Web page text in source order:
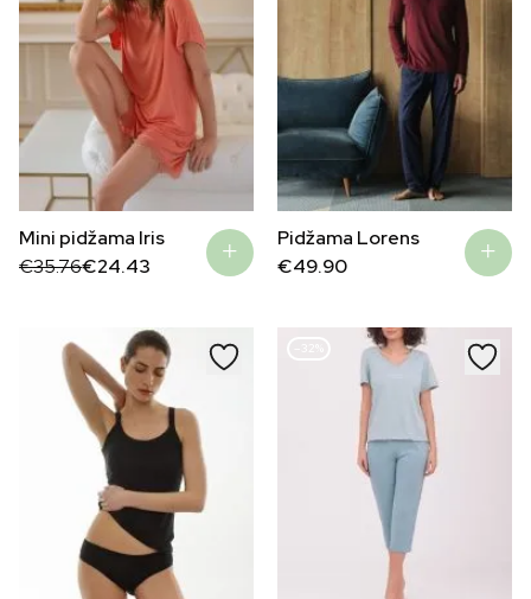
Mini pidžama Iris
€35.76
Original€24.43
Current
Pidžama Lorens
€49.90